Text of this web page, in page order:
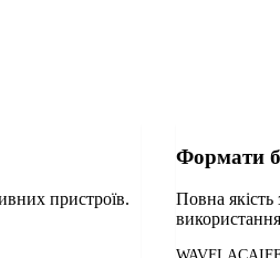
пристроїв.
Формати
Повна якість